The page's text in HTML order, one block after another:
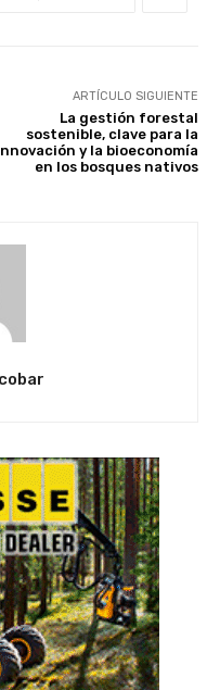
ARTÍCULO SIGUIENTE
La gestión forestal
sostenible, clave para la
y la bioeconomía
en los bosques nativos